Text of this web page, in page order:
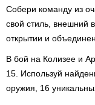
Собери команду из
свой стиль, внешний
открытии и
В бой на Колизее и
15. Используй
оружия, 16